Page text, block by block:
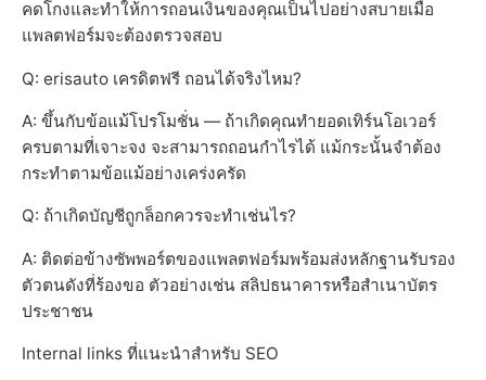
คดโกงและทำให้การถอนเงินของคุณเป็นไปอย่างสบายเมื่อ
แพลตฟอร์มจะต้องตรวจสอบ
Q: erisauto เครดิตฟรี ถอนได้จริงไหม?
A: ขึ้นกับข้อแม้โปรโมชั่น — ถ้าเกิดคุณทำยอดเทิร์นโอเวอร์
ครบตามที่เจาะจง จะสามารถถอนกำไรได้ แม้กระนั้นจำต้อง
กระทำตามข้อแม้อย่างเคร่งครัด
Q: ถ้าเกิดบัญชีถูกล็อกควรจะทำเช่นไร?
A: ติดต่อข้างซัพพอร์ตของแพลตฟอร์มพร้อมส่งหลักฐานรับรอง
ตัวตนดังที่ร้องขอ ตัวอย่างเช่น สลิปธนาคารหรือสำเนาบัตร
ประชาชน
Internal links ที่แนะนำสำหรับ SEO